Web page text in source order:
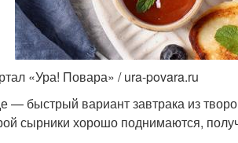
«Ура! Повара» / ura-povara.ru
— быстрый вариант завтрака из
сырники хорошо поднимаются,